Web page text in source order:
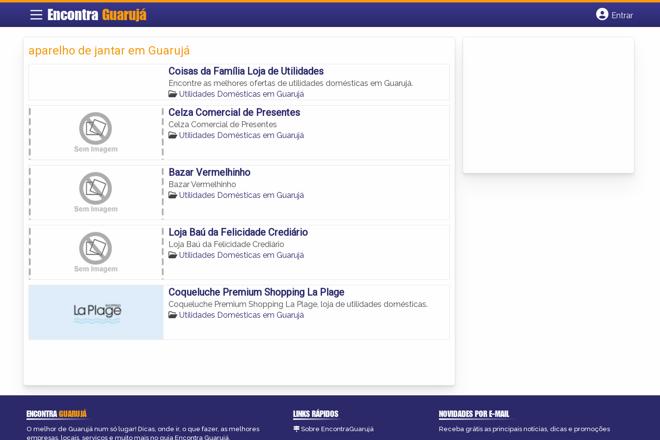
EncontraGuarujá
Entrar
aparelho de jantar em Guarujá
Coisas da Família Loja de Utilidades
Encontre as melhores ofertas de utilidades domésticas em Guarujá.
Utilidades Domésticas em Guarujá
Celza Comercial de Presentes
Celza Comercial de Presentes
Utilidades Domésticas em Guarujá
Bazar Vermelhinho
Bazar Vermelhinho
Utilidades Domésticas em Guarujá
Loja Baú da Felicidade Crediário
Loja Baú da Felicidade Crediário
Utilidades Domésticas em Guarujá
Coqueluche Premium Shopping La Plage
Coqueluche Premium Shopping La Plage, loja de utilidades domésticas.
Utilidades Domésticas em Guarujá
ENCONTRAGUARUJÁ
O melhor de Guarujá num só lugar! Dicas, onde ir, o que fazer, as melhores
empresas, locais, serviços e muito mais no guia Encontra Guarujá.
LINKS RÁPIDOS
Sobre EncontraGuarujá
NOVIDADES POR E-MAIL
Receba grátis as principais notícias, dicas e promoções